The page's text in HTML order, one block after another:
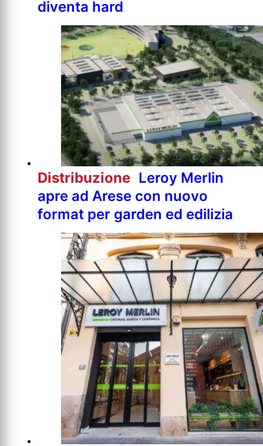
diventa hard
Distribuzione Leroy Merlin
apre ad Arese con nuovo
format per garden ed edilizia